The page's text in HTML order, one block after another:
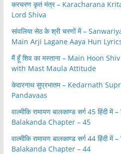
करचरण कृतं मंत्र – Karacharana
Lord Shiva
सांवलिया सेठ के श्री चरणों में –
Main Arji Lagane Aaya Hun
मैं हूँ शिव का मस्ताना – Main Hoon
with Mast Maula Attitude
केदारनाथ सुप्रभातम – Kedarnath
Pandavaas
वाल्मीकि रामायण बालकाण्ड सर्ग 45
Balakanda Chapter – 45
वाल्मीकि रामायण बालकाण्ड सर्ग 44
Balakanda Chapter – 44